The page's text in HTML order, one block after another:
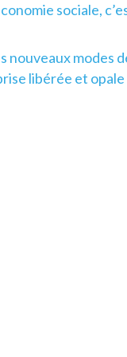
sociale,
nouveaux modes
libérée et opale